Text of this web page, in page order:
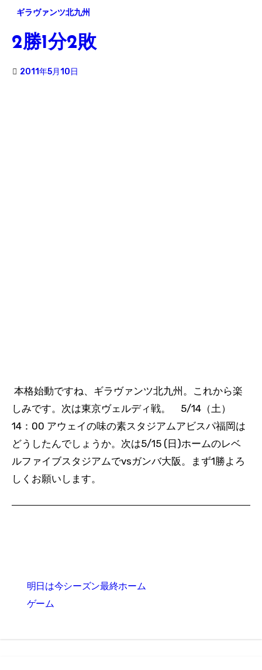
ギラヴァンツ北九州
2勝1分2敗
2011年5月10日
本格始動ですね、ギラヴァンツ北九州。これから楽
しみです。次は東京ヴェルディ戦。 5/14（土）
14：00 アウェイの味の素スタジアムアビスパ福岡は
どうしたんでしょうか。次は5/15 (日)ホームのレベ
ルファイブスタジアムでvsガンバ大阪。まず1勝よろ
しくお願いします。
稿
明日は今シーズン最終ホーム
ゲーム